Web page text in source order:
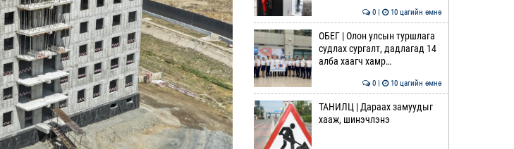
0 | 10 цагийн өмнө
ОБЕГ | Олон улсын туршлага
судлах сургалт, дадлагад 14
алба хаагч хамр…
0 | 10 цагийн өмнө
ТАНИЛЦ | Дараах замуудыг
хааж, шинэчлэнэ